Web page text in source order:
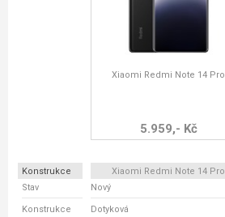
Xiaomi Redmi Note 14 Pro
5.959,- Kč
Konstrukce Xiaomi Redmi Note 14 Pro
Stav
Nový
Konstrukce Dotyková